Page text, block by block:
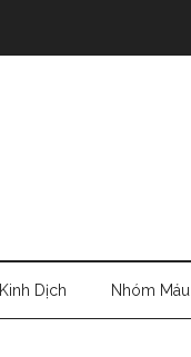
Kinh Dịch Nhóm Máu